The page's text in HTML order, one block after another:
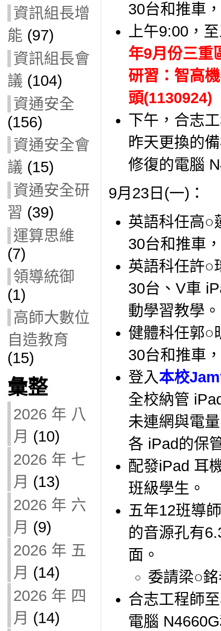
資訊組長增
能 (97)
資訊組長會
議 (104)
資通安全
(156)
資通安全會
議 (15)
資通安全研
習 (39)
運算思維
(7)
領導統御
(1)
高師大數位
自造教育
(15)
彙整
2026 年 八
月 (10)
2026 年 七
月 (13)
2026 年 六
月 (9)
2026 年 五
月 (14)
2026 年 四
月 (14)
30台和推車
上午9:00，
年9月份三重
研習：智高
頭(1130924)
下午，合志
昨天更換的
修復的電腦
9月23日(一)：
英語科任高○
30台和推車
英語科任許○
30台、V車
動學習教學。
健體科任郭○
30台和推車
登入本校
全校納管
未連網與電
各 iPad的保
配發iPad 耳
班級學生。
五年12班導
的音源孔有
面。
委請梁○
合志工程師
電腦